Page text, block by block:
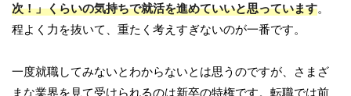
次！」くらいの気持ちで就活を進めていいと思っています。
程よく力を抜いて、重たく考えすぎないのが一番です。
一度就職してみないとわからないとは思うのですが、さまざ
まな業界を見て受けられるのは新卒の特権です。転職では前